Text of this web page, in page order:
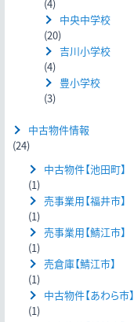
(4)
中央中学校
(20)
吉川小学校
(4)
豊小学校
(3)
中古物件情報
(24)
中古物件【池田町】
(1)
売事業用【福井市】
(1)
売事業用【鯖江市】
(1)
売倉庫【鯖江市】
(1)
中古物件【あわら市】
(1)